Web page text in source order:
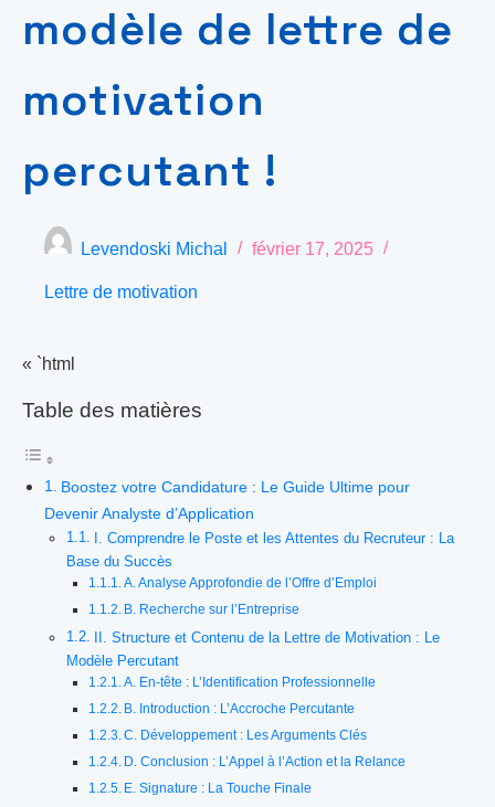
modèle de lettre de
motivation
percutant !
Levendoski Michal février 17, 2025
Lettre de motivation
« `html
Table des matières
Boostez votre Candidature : Le Guide Ultime pour
Devenir Analyste d’Application
I. Comprendre le Poste et les Attentes du Recruteur : La
Base du Succès
A. Analyse Approfondie de l’Offre d’Emploi
B. Recherche sur l’Entreprise
II. Structure et Contenu de la Lettre de Motivation : Le
Modèle Percutant
A. En-tête : L’Identification Professionnelle
B. Introduction : L’Accroche Percutante
C. Développement : Les Arguments Clés
D. Conclusion : L’Appel à l’Action et la Relance
E. Signature : La Touche Finale